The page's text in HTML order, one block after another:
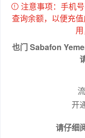
注意事项：手机
查询余额，以便充
也门 Sabafon
开
请仔细